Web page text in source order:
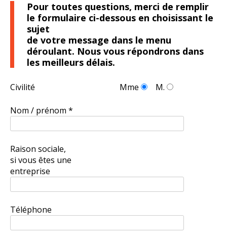
Pour toutes questions, merci de remplir
le formulaire ci-dessous en choisissant le
sujet
de votre message dans le menu
déroulant. Nous vous répondrons dans
les meilleurs délais.
Civilité Mme M.
Nom / prénom *
Raison sociale,
si vous êtes une
entreprise
Téléphone